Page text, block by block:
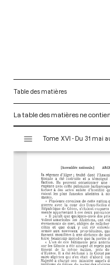
Table des matières
La table des matières ne
s
Tome XVI - Du 31 mai